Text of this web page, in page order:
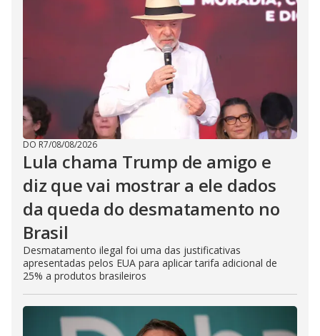
DO R7/08/08/2026
Lula chama Trump de amigo e
diz que vai mostrar a ele dados
da queda do desmatamento no
Brasil
Desmatamento ilegal foi uma das justificativas
apresentadas pelos EUA para aplicar tarifa adicional de
25% a produtos brasileiros